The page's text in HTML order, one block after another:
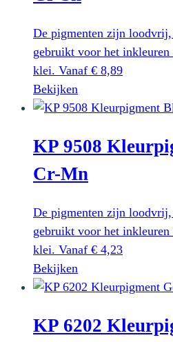
kan
gekozen
worden
op
de
De pigmenten zijn
gebruikt voor het inkleuren
klei. Vanaf € 8,89
Bekijken
product
meerdere
Deze
kan
gekozen
worden
op
de
KP 9508
Cr-Mn
De pigmenten zijn
gebruikt voor het inkleuren
klei. Vanaf € 4,23
Bekijken
product
meerdere
KP 6202